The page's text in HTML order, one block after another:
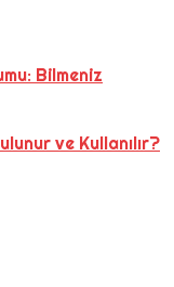
Bilmeniz
ve Kullanılır?